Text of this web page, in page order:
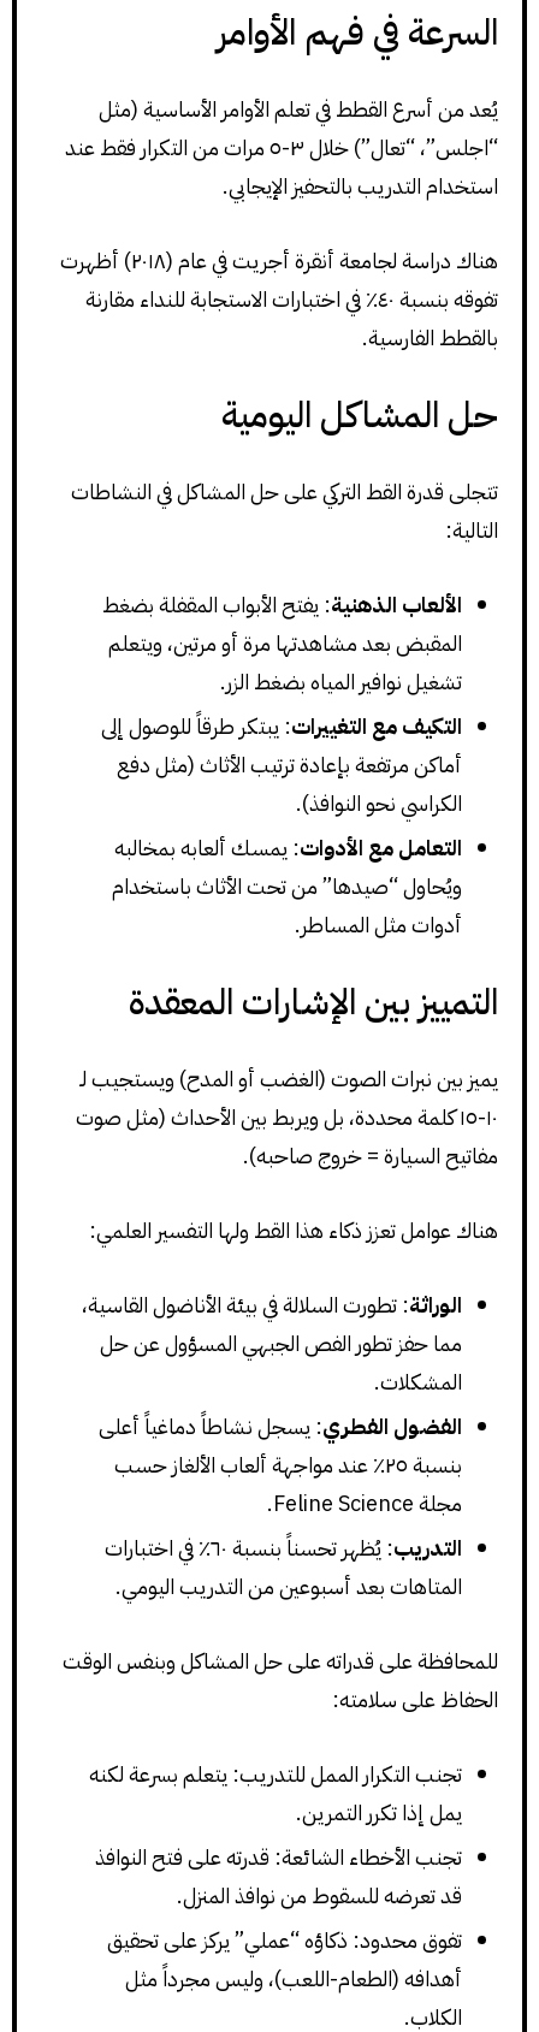
السرعة في فهم الأوامر
يُعد من أسرع القطط في تعلم الأوامر الأساسية (مثل
“اجلس”، “تعال”) خلال ٣-٥ مرات من التكرار فقط عند
استخدام التدريب بالتحفيز الإيجابي.
هناك دراسة لجامعة أنقرة أجريت في عام (٢٠١٨) أظهرت
تفوقه بنسبة ٤٠٪ في اختبارات الاستجابة للنداء مقارنة
بالقطط الفارسية.
حل المشاكل اليومية
تتجلى قدرة القط التركي على حل المشاكل في النشاطات
التالية:
الألعاب الذهنية: يفتح الأبواب المقفلة بضغط
المقبض بعد مشاهدتها مرة أو مرتين، ويتعلم
تشغيل نوافير المياه بضغط الزر.
التكيف مع التغييرات: يبتكر طرقاً للوصول إلى
أماكن مرتفعة بإعادة ترتيب الأثاث (مثل دفع
الكراسي نحو النوافذ).
التعامل مع الأدوات: يمسك ألعابه بمخالبه
ويُحاول “صيدها” من تحت الأثاث باستخدام
أدوات مثل المساطر.
التمييز بين الإشارات المعقدة
يميز بين نبرات الصوت (الغضب أو المدح) ويستجيب لـ
١٠-١٥ كلمة محددة، بل ويربط بين الأحداث (مثل صوت
مفاتيح السيارة = خروج صاحبه).
هناك عوامل تعزز ذكاء هذا القط ولها التفسير العلمي:
الوراثة: تطورت السلالة في بيئة الأناضول القاسية،
مما حفز تطور الفص الجبهي المسؤول عن حل
المشكلات.
الفضول الفطري: يسجل نشاطاً دماغياً أعلى
بنسبة ٢٥٪ عند مواجهة ألعاب الألغاز حسب
مجلة Feline Science.
التدريب
: يُظهر تحسناً بنسبة ٦٠٪ في اختبارات
المتاهات بعد أسبوعين من التدريب اليومي.
للمحافظة على قدراته على حل المشاكل وبنفس الوقت
الحفاظ على سلامته:
تجنب التكرار الممل للتدريب: يتعلم بسرعة لكنه
يمل إذا تكرر التمرين.
تجنب الأخطاء الشائعة: قدرته على فتح النوافذ
قد تعرضه للسقوط من نوافذ المنزل.
تفوق محدود: ذكاؤه “عملي” يركز على تحقيق
أهدافه (الطعام-اللعب)، وليس مجرداً مثل
الكلاب.